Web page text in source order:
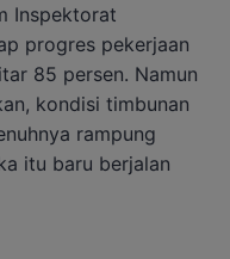
Inspektorat
progres pekerjaan
85 persen. Namun
kondisi timbunan
rampung
itu baru berjalan